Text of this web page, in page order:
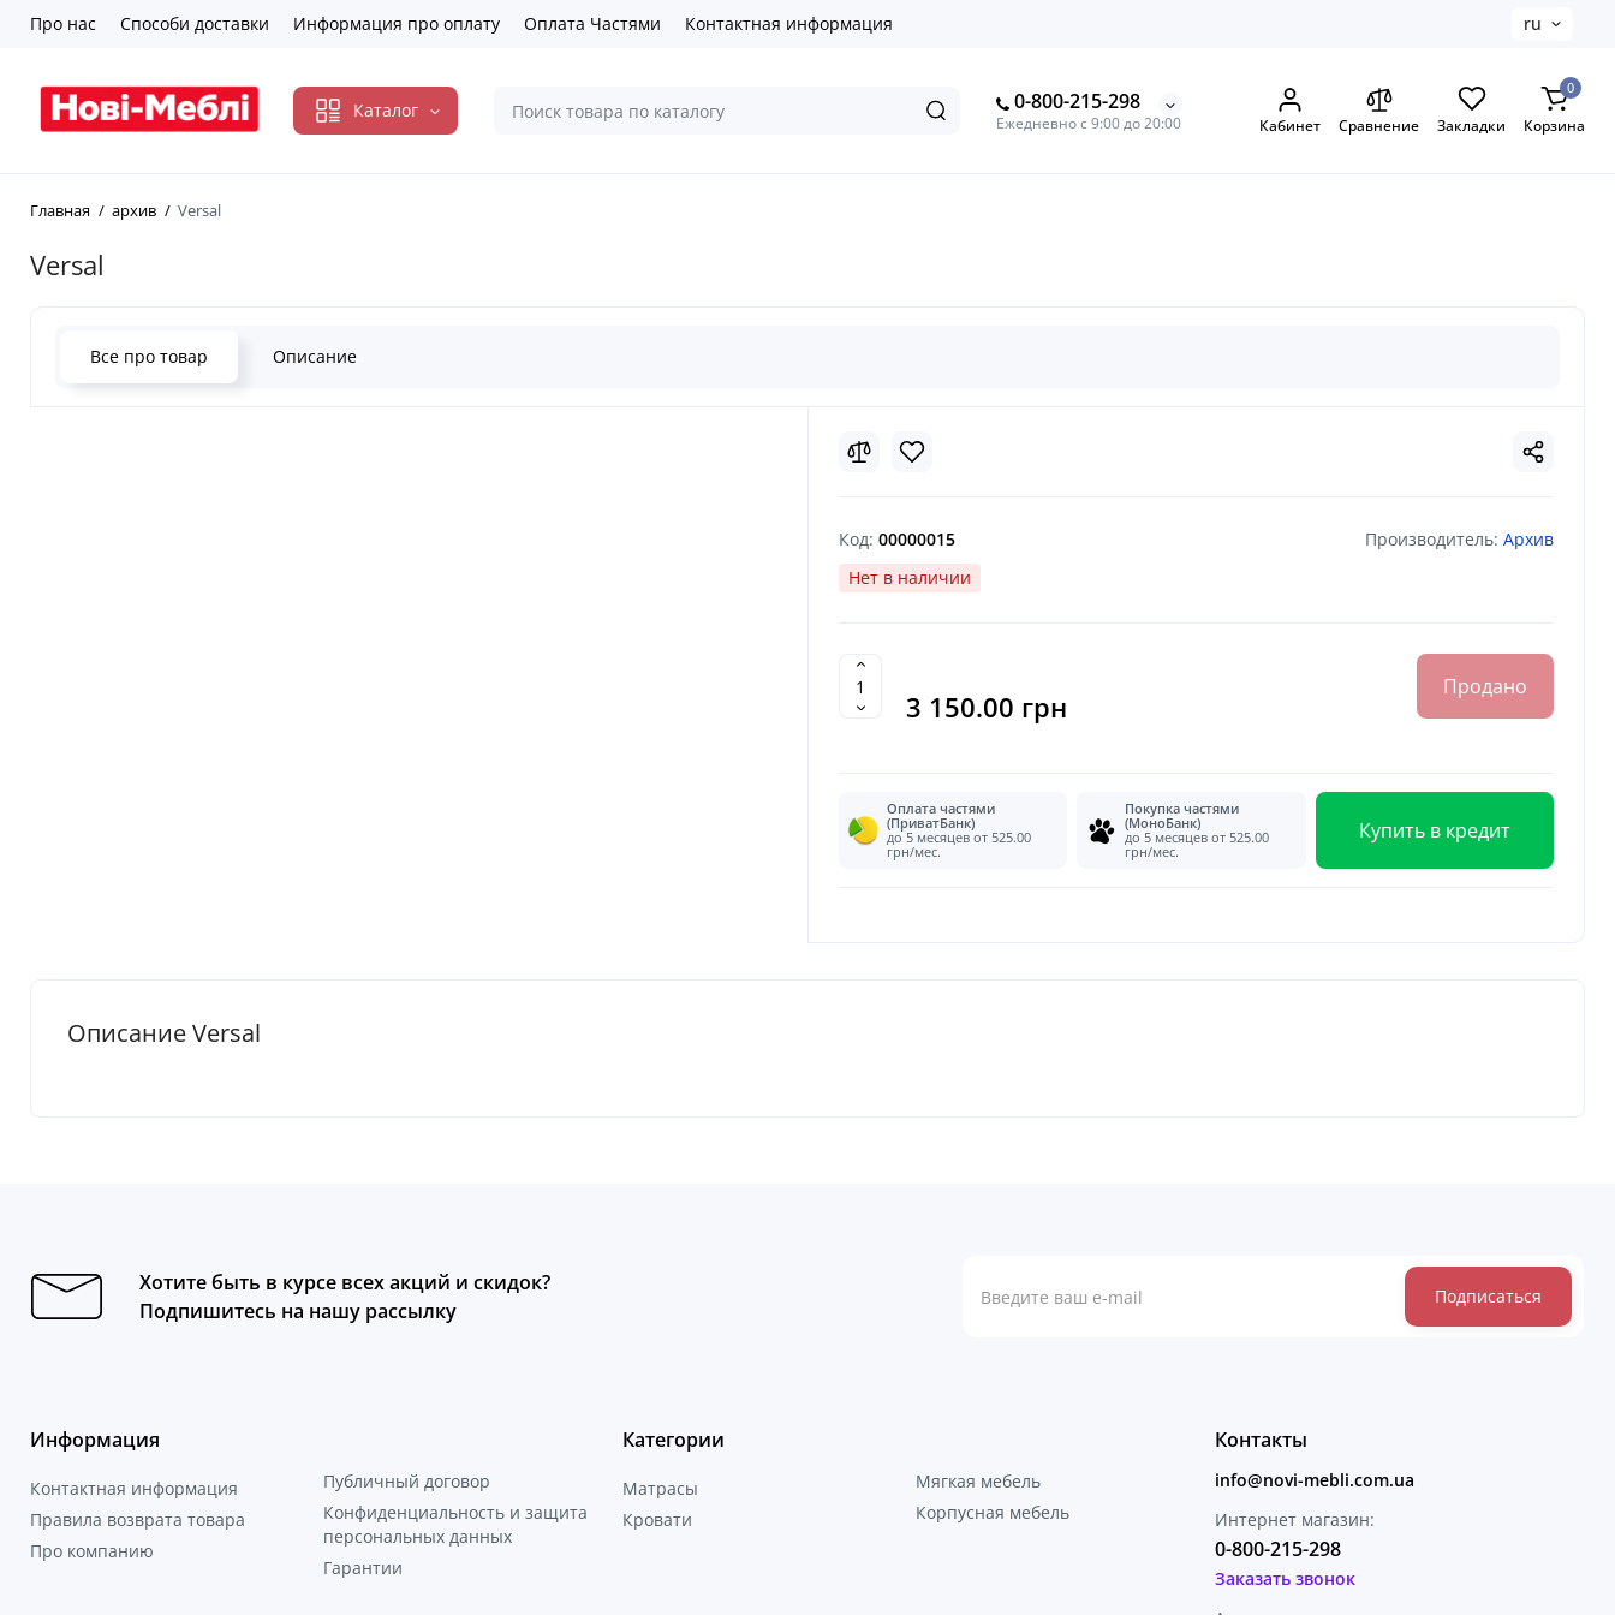
Про нас Способи доставки Информация про оплату Оплата Частями Контактная информация ru
Каталог 0-800-215-298
Ежедневно с 9:00 до 20:00 Кабинет Сравнение Закладки
0
Корзина
Главная архив Versal
Versal
Все про товар Описание
Код: 00000015 Производитель: Архив
Нет в наличии
3 150.00 грн
Продано
Оплата частями
(ПриватБанк)
до 5 месяцев от 525.00
грн/мес.
Покупка частями
(МоноБанк)
до 5 месяцев от 525.00
грн/мес.
Купить в кредит
Описание Versal
Хотите быть в курсе всех акций и скидок?
Подпишитесь на нашу рассылку
Подписаться
Информация
Контактная информация
Правила возврата товара
Про компанию
Публичный договор
Конфиденциальность и защита
персональных данных
Гарантии
Категории
Матрасы
Кровати
Мягкая мебель
Корпусная мебель
Контакты
info@novi-mebli.com.ua
Интернет магазин:
0-800-215-298
Заказать звонок